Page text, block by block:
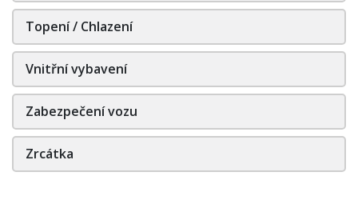
Topení / Chlazení
Vnitřní vybavení
Zabezpečení vozu
Zrcátka